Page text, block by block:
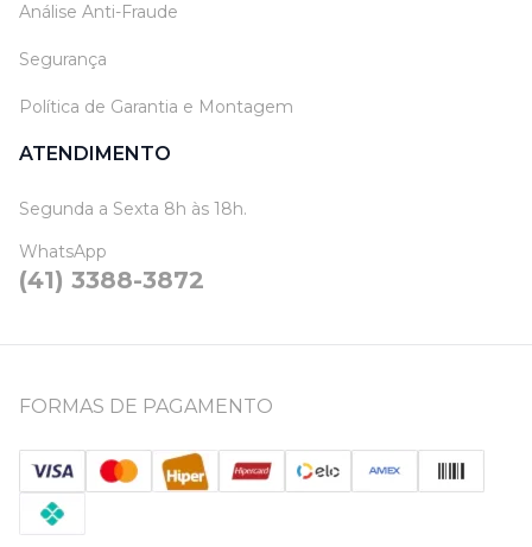
Análise Anti-Fraude
Segurança
Política de Garantia e Montagem
ATENDIMENTO
Segunda a Sexta 8h às 18h.
WhatsApp
(41) 3388-3872
FORMAS DE PAGAMENTO